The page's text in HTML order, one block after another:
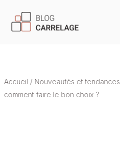
Accueil / Nouveautés et tendances
comment faire le bon choix ?